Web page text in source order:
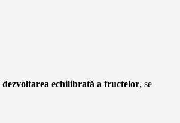
dezvoltarea echilibrată a fructelor, se